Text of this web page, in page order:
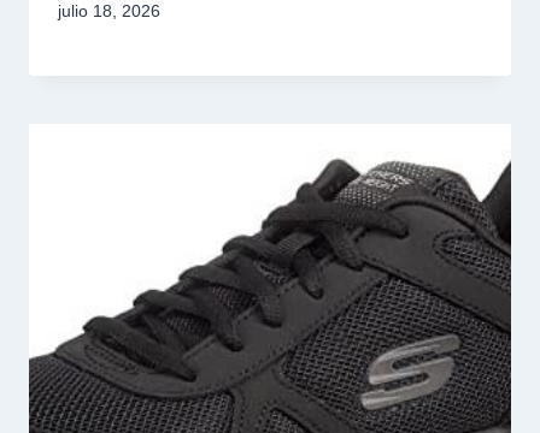
julio 18, 2026